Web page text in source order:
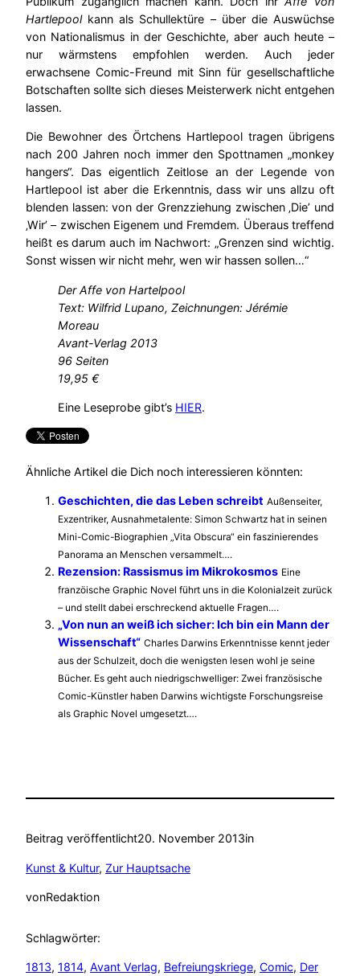
Hartlepoolkann als Schullektüre – über die Auswüchse
von Nationalismus in der Geschichte, aber auch heute –
nur wärmstens empfohlen werden. Auch jeder
erwachsene Comic-Freund mit Sinn für gesellschaftliche
Botschaften sollte sich dieses Meisterwerk nicht entgehen
lassen.
Die Bewohner des Örtchens Hartlepool tragen übrigens
nach 200 Jahren noch immer den Spottnamen „monkey
hangers“. Das eigentlich Zeitlose an der Legende von
Hartlepool ist aber die Erkenntnis, dass wir uns allzu oft
blenden lassen: von der Grenzziehung zwischen ‚Die’ und
‚Wir’ – zwischen Eigenem und Fremdem. Überaus treffend
heißt es darum auch im Nachwort: „Grenzen sind wichtig.
Sonst wissen wir nicht mehr, wen wir hassen sollen…“
Der Affe von Hartelpool
Text: Wilfrid Lupano, Zeichnungen: Jérémie
Moreau
Avant-Verlag 2013
96 Seiten
19,95 €
Eine Leseprobe gibt’s HIER.
Ähnliche Artikel die Dich noch interessieren könnten:
Geschichten, die das Leben schreibt Außenseiter,
Exzentriker, Ausnahmetalente: Simon Schwartz hat in seinen
Mini-Comic-Biographien „Vita Obscura“ ein faszinierendes
Panorama an Menschen versammelt….
Rezension: Rassismus im Mikrokosmos Eine
franzöische Graphic Novel führt uns in die Kolonialzeit zurück
– und stellt dabei erschreckend aktuelle Fragen….
„Von nun an weiß ich sicher: Ich bin ein Mann der
Wissenschaft“ Charles Darwins Erkenntnisse kennt jeder
aus der Schulzeit, doch die wenigsten lesen wohl je seine
Bücher. Es geht auch niedrigschwelliger: Zwei französische
Comic-Künstler haben Darwins wichtigste Forschungsreise
als Graphic Novel umgesetzt….
Beitrag veröffentlicht20. November 2013in
Kunst & Kultur, Zur Hauptsache
vonRedaktion
Schlagwörter:
1813, 1814, Avant Verlag, Befreiungskriege, Comic, Der